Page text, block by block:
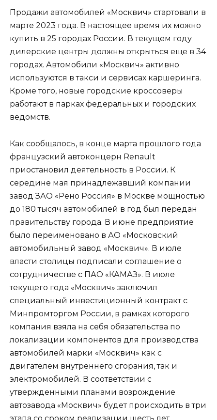
Продажи автомобилей «Москвич» стартовали в
марте 2023 года. В настоящее время их можно
купить в 25 городах России. В текущем году
дилерские центры должны открыться еще в 34
городах. Автомобили «Москвич» активно
используются в такси и сервисах каршеринга.
Кроме того, новые городские кроссоверы
работают в парках федеральных и городских
ведомств.
Как сообщалось, в конце марта прошлого года
французский автоконцерн Renault
приостановил деятельность в России. К
середине мая принадлежавший компании
завод ЗАО «Рено Россия» в Москве мощностью
до 180 тысяч автомобилей в год был передан
правительству города. В июне предприятие
было переименовано в АО «Московский
автомобильный завод «Москвич». В июле
власти столицы подписали соглашение о
сотрудничестве с ПАО «КАМАЗ». В июле
текущего года «Москвич» заключил
специальный инвестиционный контракт с
Минпромторгом России, в рамках которого
компания взяла на себя обязательства по
локализации компонентов для производства
автомобилей марки «Москвич» как с
двигателем внутреннего сгорания, так и
электромобилей. В соответствии с
утвержденными планами возрождение
автозавода «Москвич» будет происходить в три
этапа со сроком реализации шесть лет.